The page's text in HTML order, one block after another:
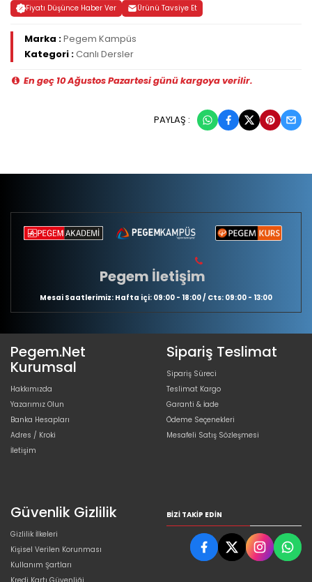
Fiyatı Düşünce Haber Ver Ürünü Tavsiye Et
Marka :Pegem Kampüs
Kategori :Canlı Dersler
En geç 10 Ağustos Pazartesi günü kargoya verilir.
PAYLAŞ :
Pegem İletişim
Mesai Saatlerimiz: Hafta içi: 09:00 - 18:00 / Cts: 09:00 - 13:00
Pegem.Net
Kurumsal
Hakkımızda
Yazarımız Olun
Banka Hesapları
Adres / Kroki
İletişim
Sipariş Teslimat
Sipariş Süreci
Teslimat Kargo
Garanti & İade
Ödeme Seçenekleri
Mesafeli Satış Sözleşmesi
Güvenlik Gizlilik
Gizlilik İlkeleri
Kişisel Verilen Korunması
Kullanım Şartları
BIZI TAKIP EDIN